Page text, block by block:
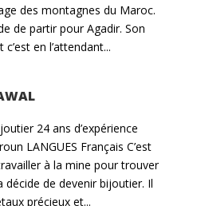
des montagnes du Maroc.
de partir pour Agadir. Son
en l’attendant...
24 ans d’expérience
LANGUES Français C’est
à la mine pour trouver
décide de devenir bijoutier. Il
précieux et...